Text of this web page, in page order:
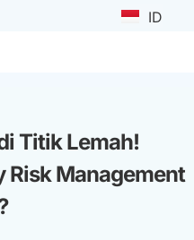
ID
Titik Lemah!
Risk Management